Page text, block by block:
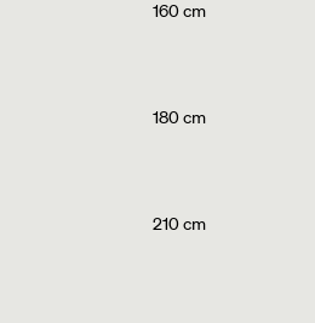
160 cm
180 cm
210 cm